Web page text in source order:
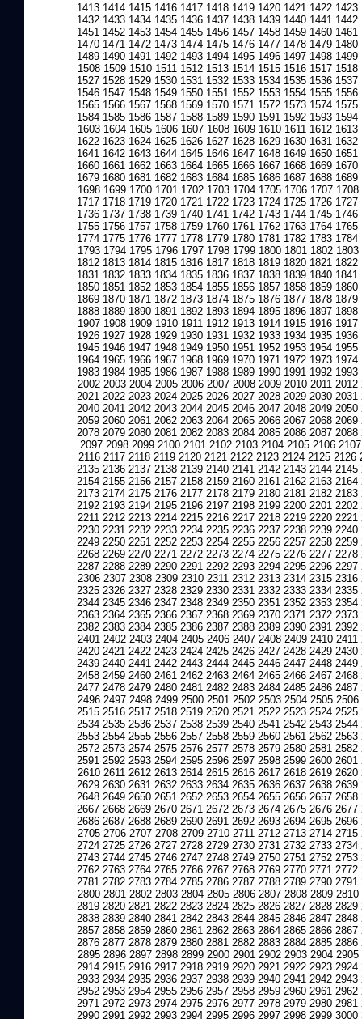
1413 1414 1415 1416 1417 1418 1419 1420 1421 1422 1423
1432 1433 1434 1435 1436 1437 1438 1439 1440 1441 1442
1451 1452 1453 1454 1455 1456 1457 1458 1459 1460 1461
1470 1471 1472 1473 1474 1475 1476 1477 1478 1479 1480
1489 1490 1491 1492 1493 1494 1495 1496 1497 1498 1499
1508 1509 1510 1511 1512 1513 1514 1515 1516 1517 1518
1527 1528 1529 1530 1531 1532 1533 1534 1535 1536 1537
1546 1547 1548 1549 1550 1551 1552 1553 1554 1555 1556
1565 1566 1567 1568 1569 1570 1571 1572 1573 1574 1575
1584 1585 1586 1587 1588 1589 1590 1591 1592 1593 1594
1603 1604 1605 1606 1607 1608 1609 1610 1611 1612 1613
1622 1623 1624 1625 1626 1627 1628 1629 1630 1631 1632
1641 1642 1643 1644 1645 1646 1647 1648 1649 1650 1651
1660 1661 1662 1663 1664 1665 1666 1667 1668 1669 1670
1679 1680 1681 1682 1683 1684 1685 1686 1687 1688 1689
1698 1699 1700 1701 1702 1703 1704 1705 1706 1707 1708
1717 1718 1719 1720 1721 1722 1723 1724 1725 1726 1727
1736 1737 1738 1739 1740 1741 1742 1743 1744 1745 1746
1755 1756 1757 1758 1759 1760 1761 1762 1763 1764 1765
1774 1775 1776 1777 1778 1779 1780 1781 1782 1783 1784
1793 1794 1795 1796 1797 1798 1799 1800 1801 1802 1803
1812 1813 1814 1815 1816 1817 1818 1819 1820 1821 1822
1831 1832 1833 1834 1835 1836 1837 1838 1839 1840 1841
1850 1851 1852 1853 1854 1855 1856 1857 1858 1859 1860
1869 1870 1871 1872 1873 1874 1875 1876 1877 1878 1879
1888 1889 1890 1891 1892 1893 1894 1895 1896 1897 1898
1907 1908 1909 1910 1911 1912 1913 1914 1915 1916 1917
1926 1927 1928 1929 1930 1931 1932 1933 1934 1935 1936
1945 1946 1947 1948 1949 1950 1951 1952 1953 1954 1955
1964 1965 1966 1967 1968 1969 1970 1971 1972 1973 1974
1983 1984 1985 1986 1987 1988 1989 1990 1991 1992 1993
2002 2003 2004 2005 2006 2007 2008 2009 2010 2011 2012
2021 2022 2023 2024 2025 2026 2027 2028 2029 2030 2031
2040 2041 2042 2043 2044 2045 2046 2047 2048 2049 2050
2059 2060 2061 2062 2063 2064 2065 2066 2067 2068 2069
2078 2079 2080 2081 2082 2083 2084 2085 2086 2087 2088
2097 2098 2099 2100 2101 2102 2103 2104 2105 2106 2107
2116 2117 2118 2119 2120 2121 2122 2123 2124 2125 2126
2135 2136 2137 2138 2139 2140 2141 2142 2143 2144 2145
2154 2155 2156 2157 2158 2159 2160 2161 2162 2163 2164
2173 2174 2175 2176 2177 2178 2179 2180 2181 2182 2183
2192 2193 2194 2195 2196 2197 2198 2199 2200 2201 2202
2211 2212 2213 2214 2215 2216 2217 2218 2219 2220 2221
2230 2231 2232 2233 2234 2235 2236 2237 2238 2239 2240
2249 2250 2251 2252 2253 2254 2255 2256 2257 2258 2259
2268 2269 2270 2271 2272 2273 2274 2275 2276 2277 2278
2287 2288 2289 2290 2291 2292 2293 2294 2295 2296 2297
2306 2307 2308 2309 2310 2311 2312 2313 2314 2315 2316
2325 2326 2327 2328 2329 2330 2331 2332 2333 2334 2335
2344 2345 2346 2347 2348 2349 2350 2351 2352 2353 2354
2363 2364 2365 2366 2367 2368 2369 2370 2371 2372 2373
2382 2383 2384 2385 2386 2387 2388 2389 2390 2391 2392
2401 2402 2403 2404 2405 2406 2407 2408 2409 2410 2411
2420 2421 2422 2423 2424 2425 2426 2427 2428 2429 2430
2439 2440 2441 2442 2443 2444 2445 2446 2447 2448 2449
2458 2459 2460 2461 2462 2463 2464 2465 2466 2467 2468
2477 2478 2479 2480 2481 2482 2483 2484 2485 2486 2487
2496 2497 2498 2499 2500 2501 2502 2503 2504 2505 2506
2515 2516 2517 2518 2519 2520 2521 2522 2523 2524 2525
2534 2535 2536 2537 2538 2539 2540 2541 2542 2543 2544
2553 2554 2555 2556 2557 2558 2559 2560 2561 2562 2563
2572 2573 2574 2575 2576 2577 2578 2579 2580 2581 2582
2591 2592 2593 2594 2595 2596 2597 2598 2599 2600 2601
2610 2611 2612 2613 2614 2615 2616 2617 2618 2619 2620
2629 2630 2631 2632 2633 2634 2635 2636 2637 2638 2639
2648 2649 2650 2651 2652 2653 2654 2655 2656 2657 2658
2667 2668 2669 2670 2671 2672 2673 2674 2675 2676 2677
2686 2687 2688 2689 2690 2691 2692 2693 2694 2695 2696
2705 2706 2707 2708 2709 2710 2711 2712 2713 2714 2715
2724 2725 2726 2727 2728 2729 2730 2731 2732 2733 2734
2743 2744 2745 2746 2747 2748 2749 2750 2751 2752 2753
2762 2763 2764 2765 2766 2767 2768 2769 2770 2771 2772
2781 2782 2783 2784 2785 2786 2787 2788 2789 2790 2791
2800 2801 2802 2803 2804 2805 2806 2807 2808 2809 2810
2819 2820 2821 2822 2823 2824 2825 2826 2827 2828 2829
2838 2839 2840 2841 2842 2843 2844 2845 2846 2847 2848
2857 2858 2859 2860 2861 2862 2863 2864 2865 2866 2867
2876 2877 2878 2879 2880 2881 2882 2883 2884 2885 2886
2895 2896 2897 2898 2899 2900 2901 2902 2903 2904 2905
2914 2915 2916 2917 2918 2919 2920 2921 2922 2923 2924
2933 2934 2935 2936 2937 2938 2939 2940 2941 2942 2943
2952 2953 2954 2955 2956 2957 2958 2959 2960 2961 2962
2971 2972 2973 2974 2975 2976 2977 2978 2979 2980 2981
2990 2991 2992 2993 2994 2995 2996 2997 2998 2999 3000